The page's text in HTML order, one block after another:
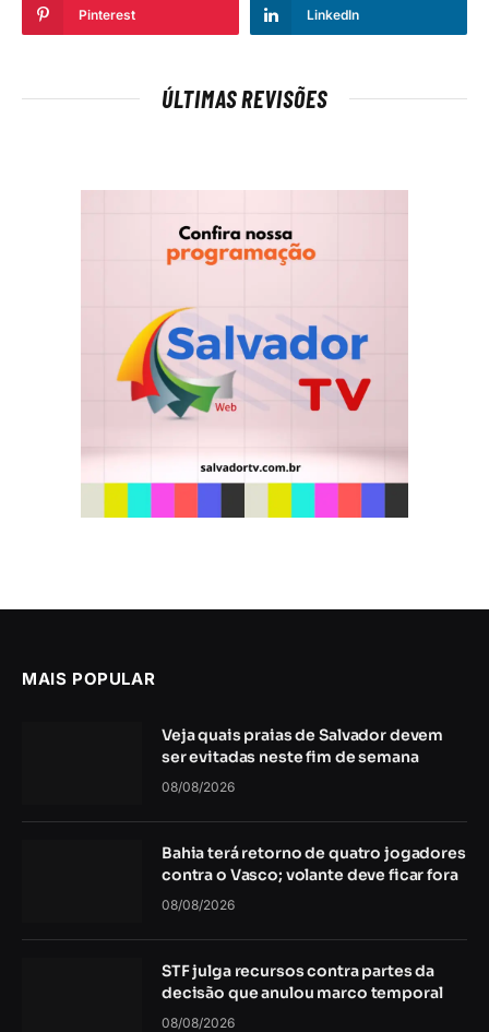
Pinterest LinkedIn
ÚLTIMAS REVISÕES
MAIS POPULAR
Veja quais praias de Salvador devem
ser evitadas neste fim de semana
08/08/2026
Bahia terá retorno de quatro jogadores
contra o Vasco; volante deve ficar fora
08/08/2026
STF julga recursos contra partes da
decisão que anulou marco temporal
08/08/2026